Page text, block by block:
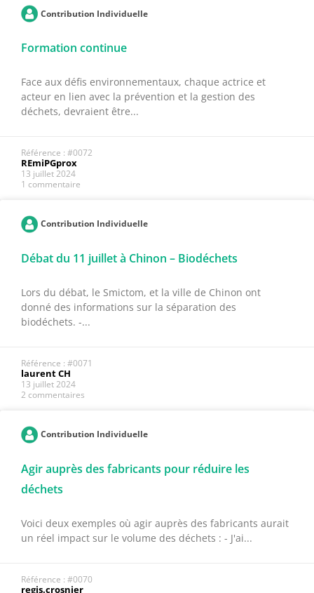
Contribution Individuelle
Formation continue
Face aux défis environnementaux, chaque actrice et
acteur en lien avec la prévention et la gestion des
déchets, devraient être...
Référence : #0072
REmiPGprox
13 juillet 2024
1 commentaire
Contribution Individuelle
Débat du 11 juillet à Chinon – Biodéchets
Lors du débat, le Smictom, et la ville de Chinon ont
donné des informations sur la séparation des
biodéchets. -...
Référence : #0071
laurent CH
13 juillet 2024
2 commentaires
Contribution Individuelle
Agir auprès des fabricants pour réduire les
déchets
Voici deux exemples où agir auprès des fabricants aurait
un réel impact sur le volume des déchets : - J'ai...
Référence : #0070
regis.crosnier